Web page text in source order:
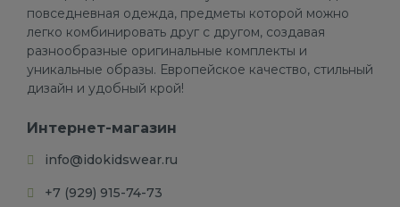
повседневная одежда, предметы которой можно
легко комбинировать друг с другом, создавая
разнообразные оригинальные комплекты и
уникальные образы. Европейское качество, стильный
дизайн и удобный крой!
Интернет-магазин
info@idokidswear.ru
+7 (929) 915-74-73